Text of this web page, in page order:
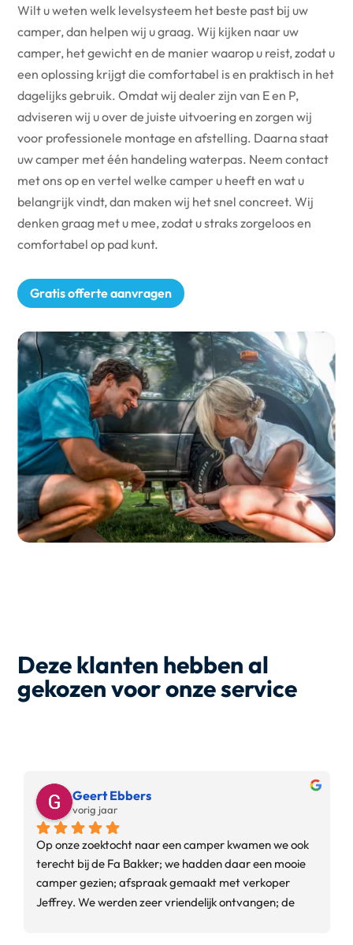
Wilt u weten welk levelsysteem het beste past bij uw
camper, dan helpen wij u graag. Wij kijken naar uw
camper, het gewicht en de manier waarop u reist, zodat u
een oplossing krijgt die comfortabel is en praktisch in het
dagelijks gebruik. Omdat wij dealer zijn van E en P,
adviseren wij u over de juiste uitvoering en zorgen wij
voor professionele montage en afstelling. Daarna staat
uw camper met één handeling waterpas. Neem contact
met ons op en vertel welke camper u heeft en wat u
belangrijk vindt, dan maken wij het snel concreet. Wij
denken graag met u mee, zodat u straks zorgeloos en
comfortabel op pad kunt.
Gratis offerte aanvragen
Deze klanten hebben al
gekozen voor onze service
Geert Ebbers
vorig jaar
Op onze zoektocht naar een camper kwamen we ook
terecht bij de Fa Bakker; we hadden daar een mooie
camper gezien; afspraak gemaakt met verkoper
Jeffrey. We werden zeer vriendelijk ontvangen; de